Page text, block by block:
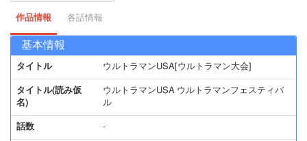
作品情報 各話情報
基本情報
タイトル ウルトラマンUSA[ウルトラマン大会]
タイトル(読み仮
名)
ウルトラマンUSA ウルトラマンフェスティバ
ル
話数 -